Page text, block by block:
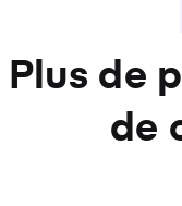
Plus de
de